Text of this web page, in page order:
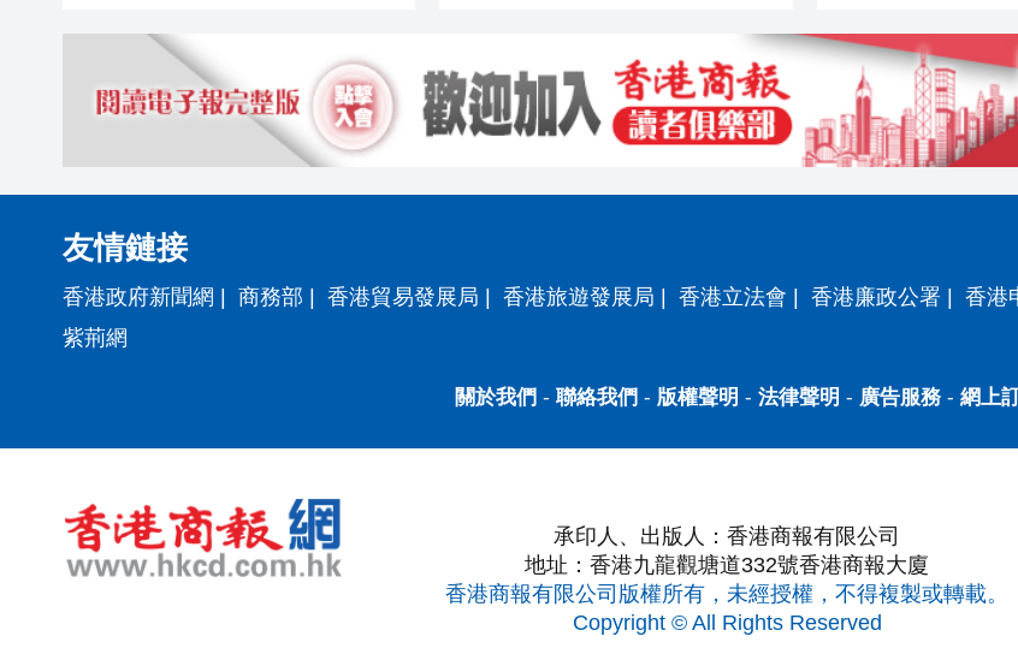
友情鏈接
香港政府新聞網 | 商務部 | 香港貿易發展局 | 香港旅遊發展局 | 香港立法會 | 香港廉政公署 | 香港
紫荊網
關於我們 - 聯絡我們 - 版權聲明 - 法律聲明 - 廣告服務- 網上
承印人、出版人：香港商報有限公司
地址：香港九龍觀塘道332號香港商報大廈
香港商報有限公司版權所有，未經授權，不得複製或轉載。
Copyright © All Rights Reserved